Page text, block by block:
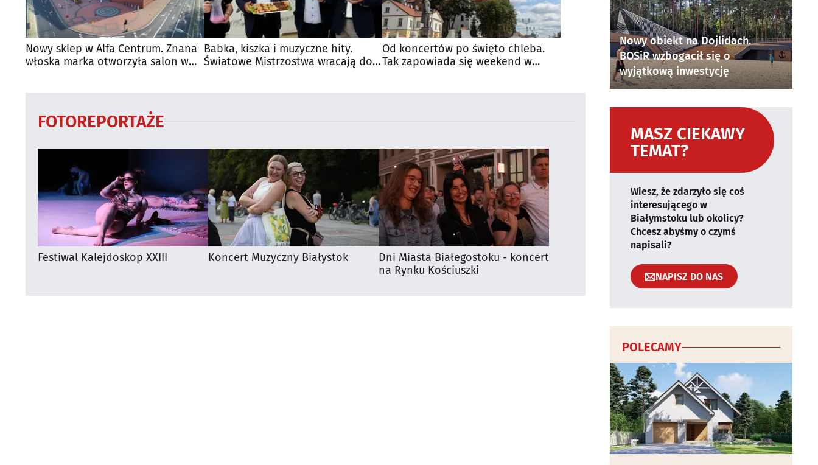
Nowy sklep w Alfa Centrum. Znana
włoska marka otworzyła salon w
Babka, kiszka i muzyczne hity.
Światowe Mistrzostwa wracają do
Od koncertów po święto chleba.
Tak zapowiada się weekend w
FOTOREPORTAŻE
Festiwal Kalejdoskop XXIII Koncert Muzyczny Białystok
Dni Miasta Białegostoku - koncert
na Rynku Kościuszki
Nowy obiekt na Dojlidach.
BOSiR wzbogacił się o
wyjątkową inwestycję
MASZ CIEKAWY
TEMAT?
Wiesz, że zdarzyło się coś
interesującego w
Białymstoku lub okolicy?
Chcesz abyśmy o czymś
napisali?
NAPISZ DO NAS
POLECAMY